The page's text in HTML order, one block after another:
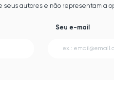
autores e não representam a
Seu e-mail